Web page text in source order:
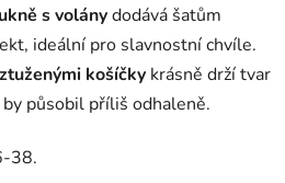
s volánydodává šatům
ideální pro slavnostní chvíle.
košíčky krásně drží tvar
působil příliš odhaleně.
38.